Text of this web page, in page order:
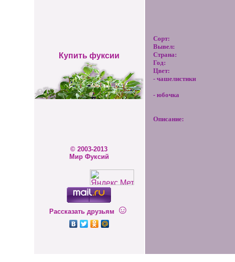
Купить фуксии
© 2003-2013
Мир Фуксий
Рассказать друзьям ☺
Сорт:
Вывел:
Страна:
Год:
Цвет:
- чашелистики
- юбочка
Описание: